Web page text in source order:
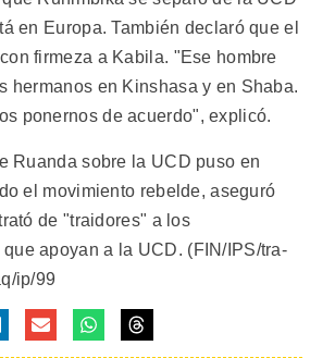
en Europa. También declaró que el
firmeza a Kabila. "Ese hombre
hermanos en Kinshasa y en Shaba.
ponernos de acuerdo", explicó.
Ruanda sobre la UCD puso en
el movimiento rebelde, aseguró
de "traidores" a los
apoyan a la UCD. (FIN/IPS/tra-
ip/99